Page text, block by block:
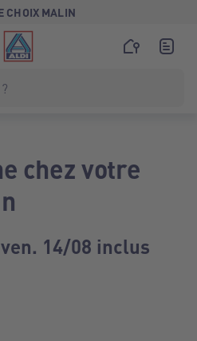
CHOIX MALIN
chez votre
14/08 inclus